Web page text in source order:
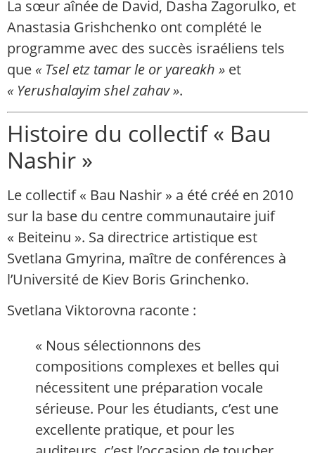
La sœur aînée de David, Dasha Zagorulko, et
Anastasia Grishchenko ont complété le
programme avec des succès israéliens tels
que « Tsel etz tamar le or yareakh » et
« Yerushalayim shel zahav ».
Histoire du collectif « Bau
Nashir »
Le collectif « Bau Nashir » a été créé en 2010
sur la base du centre communautaire juif
« Beiteinu ». Sa directrice artistique est
Svetlana Gmyrina, maître de conférences à
l’Université de Kiev Boris Grinchenko.
Svetlana Viktorovna raconte :
« Nous sélectionnons des
compositions complexes et belles qui
nécessitent une préparation vocale
sérieuse. Pour les étudiants, c’est une
excellente pratique, et pour les